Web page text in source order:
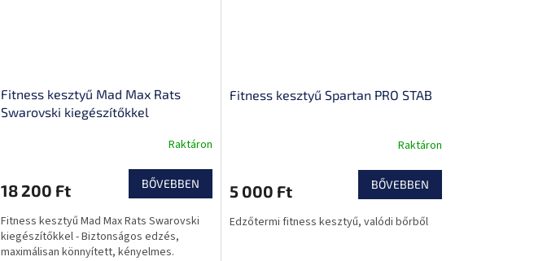
Fitness kesztyű Mad Max Rats
Swarovski kiegészítőkkel
Raktáron
18 200 Ft BŐVEBBEN
Fitness kesztyű Mad Max Rats Swarovski
kiegészítőkkel - Biztonságos edzés,
maximálisan könnyített, kényelmes.
Fitness kesztyű Spartan PRO STAB
Raktáron
5 000 Ft BŐVEBBEN
Edzőtermi fitness kesztyű, valódi bőrből